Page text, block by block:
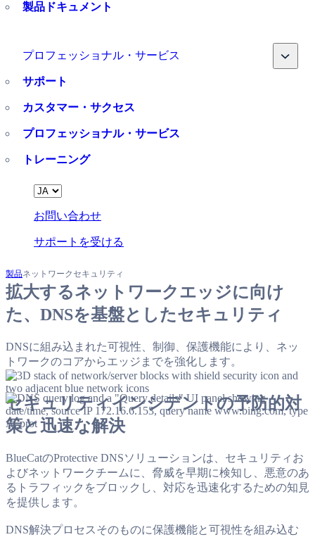
製品ドキュメント
プロフェッショナル・サービス
サポート
カスタマー・サクセス
プロフェッショナル・サービス
トレーニング
お問い合わせ
サポートを受ける
Language
製品ネットワークセキュリティ
拡大するネットワークエッジに向け
た、DNSを基盤としたセキュリティ
DNSに組み込まれた可視性、制御、保護機能により、ネッ
トワークのコアからエッジまでを強化します。
セキュリティインシデントの予防的対
策と迅速な解決
BlueCatのProtective DNSソリューションは、セキュリティお
よびネットワークチームに、脅威を早期に検知し、悪意のあ
るトラフィックをブロックし、対応を迅速化するための知見
を提供します。
DNS解決プロセスそのものに保護機能と可視性を組み込む